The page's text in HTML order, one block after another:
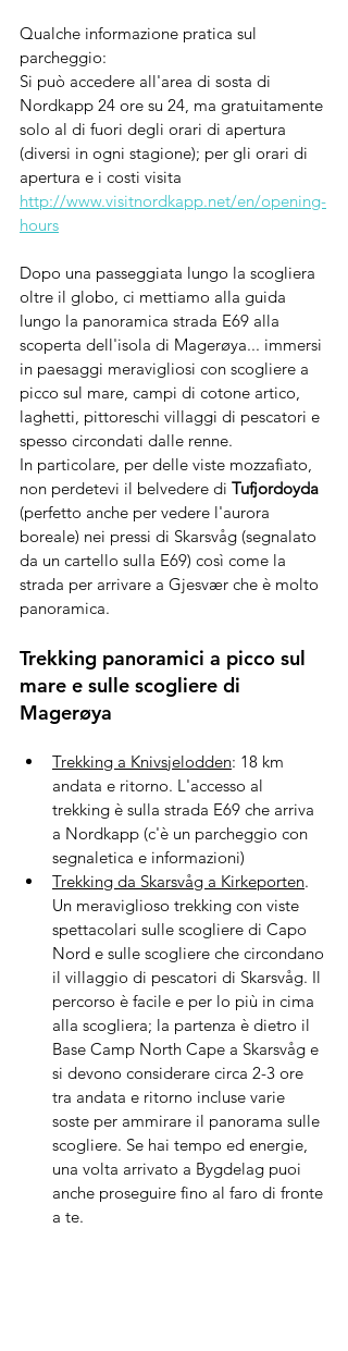
Qualche informazione pratica sul
parcheggio:
Si può accedere all'area di sosta di
Nordkapp 24 ore su 24, ma gratuitamente
solo al di fuori degli orari di apertura
(diversi in ogni stagione); per gli orari di
apertura e i costi visita
http://www.visitnordkapp.net/en/opening-
hours
Dopo una passeggiata lungo la scogliera
oltre il globo, ci mettiamo alla guida
lungo la panoramica strada E69 alla
scoperta dell'isola di Magerøya... immersi
in paesaggi meravigliosi con scogliere a
picco sul mare, campi di cotone artico,
laghetti, pittoreschi villaggi di pescatori e
spesso circondati dalle renne.
In particolare, per delle viste mozzafiato,
non perdetevi il belvedere di Tufjordoyda
(perfetto anche per vedere l'aurora
boreale) nei pressi di Skarsvåg (segnalato
da un cartello sulla E69) così come la
strada per arrivare a Gjesvær che è molto
panoramica.
Trekking panoramici a picco sul
mare e sulle scogliere di
Magerøya
Trekking a Knivsjelodden: 18 km
andata e ritorno. L'accesso al
trekking è sulla strada E69 che arriva
a Nordkapp (c'è un parcheggio con
segnaletica e informazioni)
Trekking da Skarsvåg a Kirkeporten.
Un meraviglioso trekking con viste
spettacolari sulle scogliere di Capo
Nord e sulle scogliere che circondano
il villaggio di pescatori di Skarsvåg. Il
percorso è facile e per lo più in cima
alla scogliera; la partenza è dietro il
Base Camp North Cape a Skarsvåg e
si devono considerare circa 2-3 ore
tra andata e ritorno incluse varie
soste per ammirare il panorama sulle
scogliere. Se hai tempo ed energie,
una volta arrivato a Bygdelag puoi
anche proseguire fino al faro di fronte
a te.